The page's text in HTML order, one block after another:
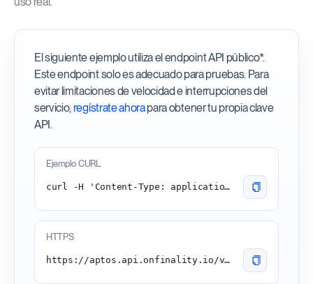
El siguiente ejemplo utiliza el endpoint API público*.
Este endpoint solo es adecuado para pruebas. Para
evitar limitaciones de velocidad e interrupciones del
servicio, regístrate ahorapara obtener tu propia clave
API.
Ejemplo CURL
curl -H 'Content-Type: application/json' 'https://aptos.api.onfinality.io/v1/public'
HTTPS
https://aptos.api.onfinality.io/v1/public